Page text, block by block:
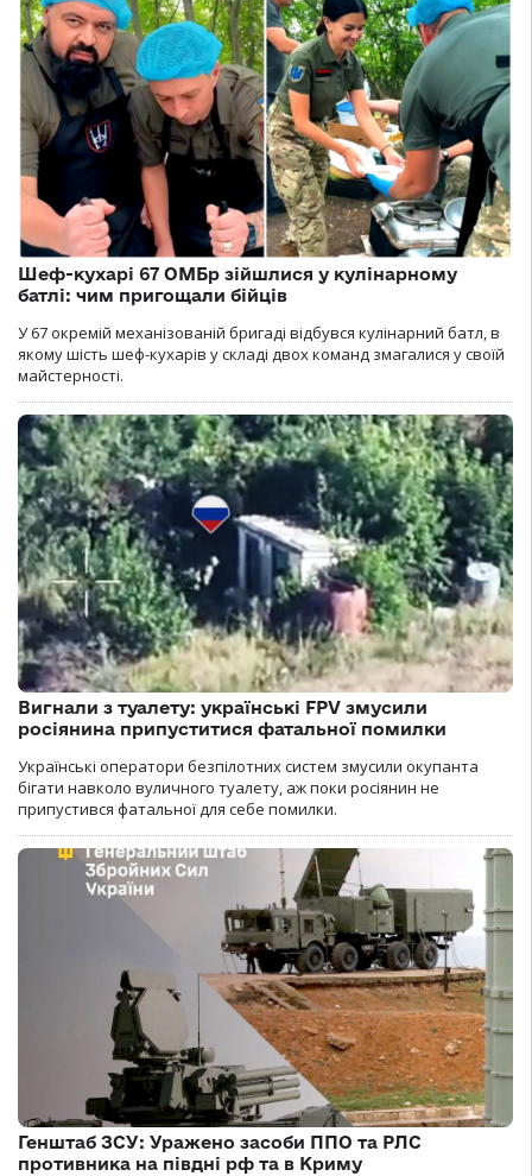
Шеф-кухарі 67 ОМБр зійшлися у кулінарному
батлі: чим пригощали бійців
У 67 окремій механізованій бригаді відбувся кулінарний батл, в
якому шість шеф-кухарів у складі двох команд змагалися у своїй
майстерності.
Вигнали з туалету: українські FPV змусили
росіянина припуститися фатальної помилки
Українські оператори безпілотних систем змусили окупанта
бігати навколо вуличного туалету, аж поки росіянин не
припустився фатальної для себе помилки.
Генштаб ЗСУ: Уражено засоби ППО та РЛС
противника на півдні рф та в Криму